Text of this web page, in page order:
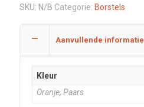
SKU: N/B Categorie: Borstels
Aanvullende informatie
Kleur
Oranje, Paars